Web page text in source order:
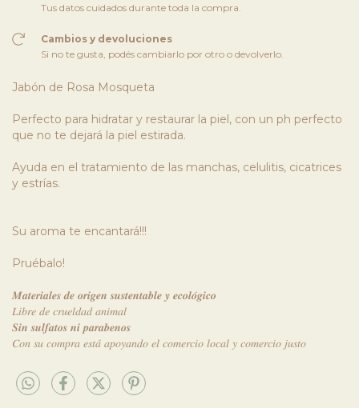
Tus datos cuidados durante toda la compra.
Cambios y devoluciones
Si no te gusta, podés cambiarlo por otro o devolverlo.
Jabón de Rosa Mosqueta
Perfecto para hidratar y restaurar la piel, con un ph perfecto
que no te dejará la piel estirada.
Ayuda en el tratamiento de las manchas, celulitis, cicatrices
y estrías.
Su aroma te encantará!!!
Pruébalo!
𝑴𝒂𝒕𝒆𝒓𝒊𝒂𝒍𝒆𝒔 𝒅𝒆 𝒐𝒓𝒊𝒈𝒆𝒏 𝒔𝒖𝒔𝒕𝒆𝒏𝒕𝒂𝒃𝒍𝒆 𝒚 𝒆𝒄𝒐𝒍𝒐́𝒈𝒊𝒄𝒐
𝐿𝑖𝑏𝑟𝑒 𝑑𝑒 𝑐𝑟𝑢𝑒𝑙𝑑𝑎𝑑 𝑎𝑛𝑖𝑚𝑎𝑙
𝑺𝒊𝒏 𝒔𝒖𝒍𝒇𝒂𝒕𝒐𝒔 𝒏𝒊 𝒑𝒂𝒓𝒂𝒃𝒆𝒏𝒐𝒔
𝐶𝑜𝑛 𝑠𝑢 𝑐𝑜𝑚𝑝𝑟𝑎 𝑒𝑠𝑡𝑎́ 𝑎𝑝𝑜𝑦𝑎𝑛𝑑𝑜 𝑒𝑙 𝑐𝑜𝑚𝑒𝑟𝑐𝑖𝑜 𝑙𝑜𝑐𝑎𝑙 𝑦 𝑐𝑜𝑚𝑒𝑟𝑐𝑖𝑜 𝑗𝑢𝑠𝑡𝑜